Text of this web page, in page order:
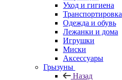
Уход и гигиена
Транспортировка
Одежда и обувь
Лежанки и дома
Игрушки
Миски
Аксессуары
Грызуны
Назад